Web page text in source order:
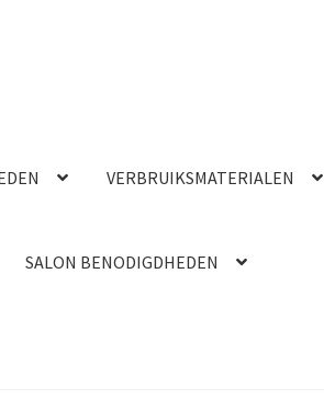
VERBRUIKSMATERIALEN
SALON BENODIGDHEDEN